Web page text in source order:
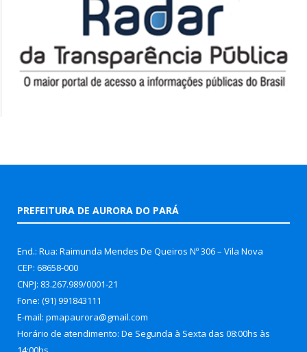
PREFEITURA DE AURORA DO PARÁ
End.: Rua: Raimunda Mendes De Queiros Nº 306 – Vila Nova
CEP: 68658-000
CNPJ: 83.267.989/0001-21
Fone: (91) 991843111
E-mail: pmapaurora@gmail.com
Horário de atendimento: De Segunda à Sexta das 08:00hs às